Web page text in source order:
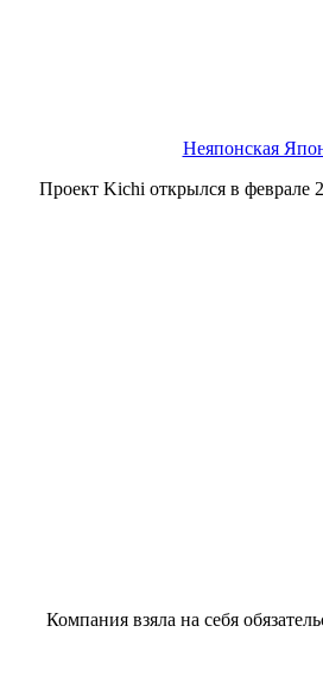
Неяпонская
Проект Kichi открылся в феврале
Компания взяла на себя